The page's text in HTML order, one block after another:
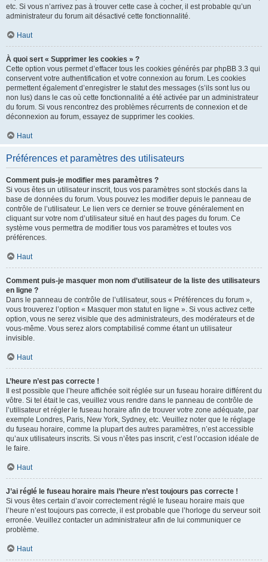
etc. Si vous n’arrivez pas à trouver cette case à cocher, il est probable qu’un
administrateur du forum ait désactivé cette fonctionnalité.
Haut
À quoi sert « Supprimer les cookies » ?
Cette option vous permet d’effacer tous les cookies générés par phpBB 3.3 qui
conservent votre authentification et votre connexion au forum. Les cookies
permettent également d’enregistrer le statut des messages (s’ils sont lus ou
non lus) dans le cas où cette fonctionnalité a été activée par un administrateur
du forum. Si vous rencontrez des problèmes récurrents de connexion et de
déconnexion au forum, essayez de supprimer les cookies.
Haut
Préférences et paramètres des utilisateurs
Comment puis-je modifier mes paramètres ?
Si vous êtes un utilisateur inscrit, tous vos paramètres sont stockés dans la
base de données du forum. Vous pouvez les modifier depuis le panneau de
contrôle de l’utilisateur. Le lien vers ce dernier se trouve généralement en
cliquant sur votre nom d’utilisateur situé en haut des pages du forum. Ce
système vous permettra de modifier tous vos paramètres et toutes vos
préférences.
Haut
Comment puis-je masquer mon nom d’utilisateur de la liste des utilisateurs
en ligne ?
Dans le panneau de contrôle de l’utilisateur, sous « Préférences du forum »,
vous trouverez l’option « Masquer mon statut en ligne ». Si vous activez cette
option, vous ne serez visible que des administrateurs, des modérateurs et de
vous-même. Vous serez alors comptabilisé comme étant un utilisateur
invisible.
Haut
L’heure n’est pas correcte !
Il est possible que l’heure affichée soit réglée sur un fuseau horaire différent du
vôtre. Si tel était le cas, veuillez vous rendre dans le panneau de contrôle de
l’utilisateur et régler le fuseau horaire afin de trouver votre zone adéquate, par
exemple Londres, Paris, New York, Sydney, etc. Veuillez noter que le réglage
du fuseau horaire, comme la plupart des autres paramètres, n’est accessible
qu’aux utilisateurs inscrits. Si vous n’êtes pas inscrit, c’est l’occasion idéale de
le faire.
Haut
J’ai réglé le fuseau horaire mais l’heure n’est toujours pas correcte !
Si vous êtes certain d’avoir correctement réglé le fuseau horaire mais que
l’heure n’est toujours pas correcte, il est probable que l’horloge du serveur soit
erronée. Veuillez contacter un administrateur afin de lui communiquer ce
problème.
Haut